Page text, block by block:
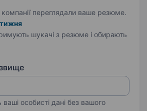
компанії переглядали ваше резюме.
шукачі з резюме і обирають
ваші особисті дані без вашого